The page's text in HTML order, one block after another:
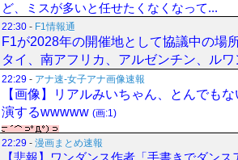
ど、ミスが多いと任せたくなくなって...
22:30 - F1情報通
F1が2028年の開催地として協議中の場
タイ、南アフリカ、アルゼンチン、ルワ
22:29 - アナ速‐女子アナ画像速報
【画像】リアルみいちゃん、とんでも
演するwwwww (画:1)
22:29 - 漫画まとめ速報